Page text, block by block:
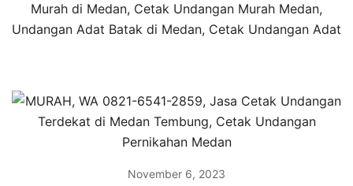
Murah di Medan, Cetak Undangan Murah Medan,
Undangan Adat Batak di Medan, Cetak Undangan Adat
November 6, 2023